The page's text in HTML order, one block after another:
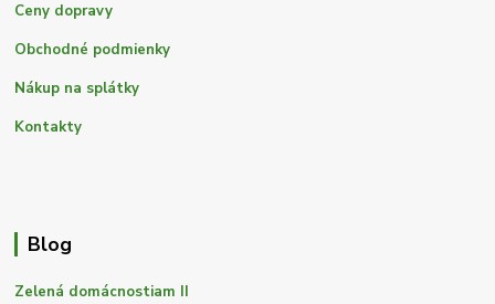
Ceny dopravy
Obchodné podmienky
Nákup na splátky
Kontakty
Blog
Zelená domácnostiam II